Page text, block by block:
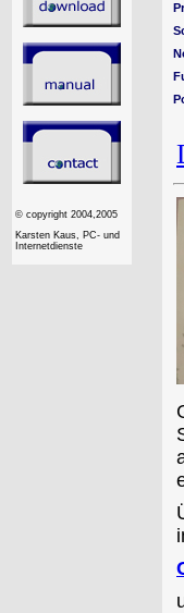
© copyright 2004,2005
Karsten Kaus, PC- und
Internetdienste